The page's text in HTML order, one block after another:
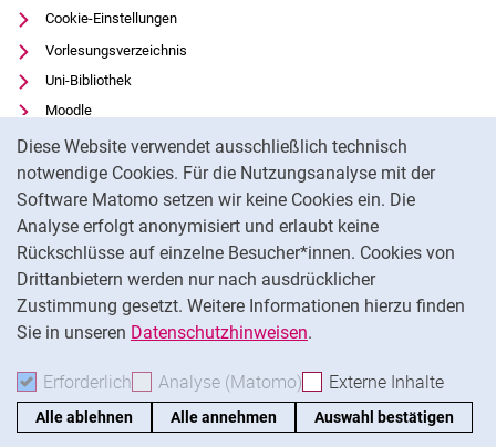
Diese Website verwendet ausschließlich technisch
notwendige Cookies. Für die Nutzungsanalyse mit der
Software Matomo setzen wir keine Cookies ein. Die
Analyse erfolgt anonymisiert und erlaubt keine
Rückschlüsse auf einzelne Besucher*innen. Cookies von
Drittanbietern werden nur nach ausdrücklicher
Zustimmung gesetzt. Weitere Informationen hierzu finden
Sie in unseren Datenschutzhinweisen.
Erforderlich Erforderliche Cookies akzeptieren
Analyse (Matomo) Analyse-Cookies
Externe Inhalte
Alle ablehnen Alle annehmen Auswahl bestätigen
Cookie-Einstellungen
Vorlesungsverzeichnis
Uni-Bibliothek
Moodle
Panopto
Datenschutz
Barrierefreiheit
Transparenter KI-Einsatz
Impressum